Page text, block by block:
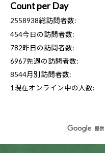
Count per Day
2558938総訪問者数:
454今日の訪問者数:
782昨日の訪問者数:
6967先週の訪問者数:
8544月別訪問者数:
1 現在オンライン中の人数: